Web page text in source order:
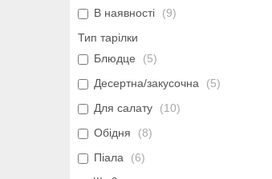
В наявності
9
Тип тарілки
Блюдце
5
Десертна/закусочна
5
Для салату
10
Обідня
8
Піала
6